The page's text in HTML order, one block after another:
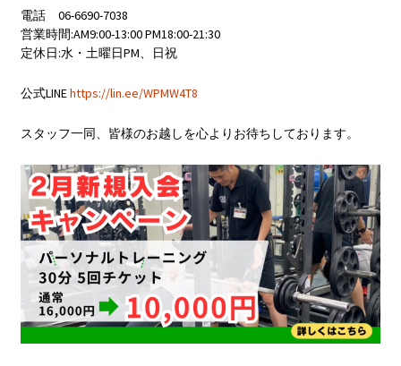
電話 06-6690-7038
営業時間:AM9:00-13:00 PM18:00-21:30
定休日:水・土曜日PM、日祝
公式LINEhttps://lin.ee/WPMW4T8
スタッフ一同、皆様のお越しを心よりお待ちしております。